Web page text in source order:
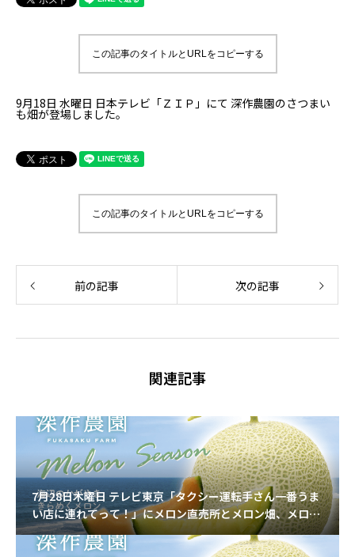
この記事のタイトルとURLをコピーする
9月18日 水曜日 日本テレビ「ＺＩＰ」にて 深作農園のさつまい
も畑が登場しました。
この記事のタイトルとURLをコピーする
前の記事 次の記事
関連記事
7月28日木曜日 テレビ東京「タクシー運転手さん一番うま
い店に連れてって！」にメロン直売所とメロン畑、メロン
パフェなどが登場しました